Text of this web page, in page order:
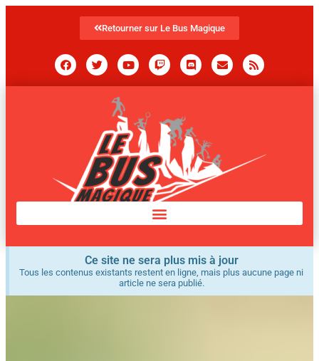
Retourner sur Le Bus Magique
Ce site ne sera plus mis à jour
Tous les contenus existants restent en ligne, mais plus aucune page ni
article ne sera publié.